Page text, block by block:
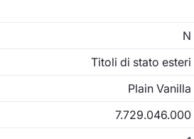
N
Titoli di stato esteri
Plain Vanilla
7.729.046.000